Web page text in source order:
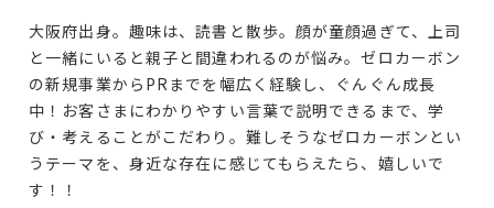
大阪府出身。趣味は、読書と散歩。顔が童顔過ぎて、上司
と一緒にいると親子と間違われるのが悩み。ゼロカーボン
の新規事業からPRまでを幅広く経験し、ぐんぐん成長
中！お客さまにわかりやすい言葉で説明できるまで、学
び・考えることがこだわり。難しそうなゼロカーボンとい
うテーマを、身近な存在に感じてもらえたら、嬉しいで
す！！